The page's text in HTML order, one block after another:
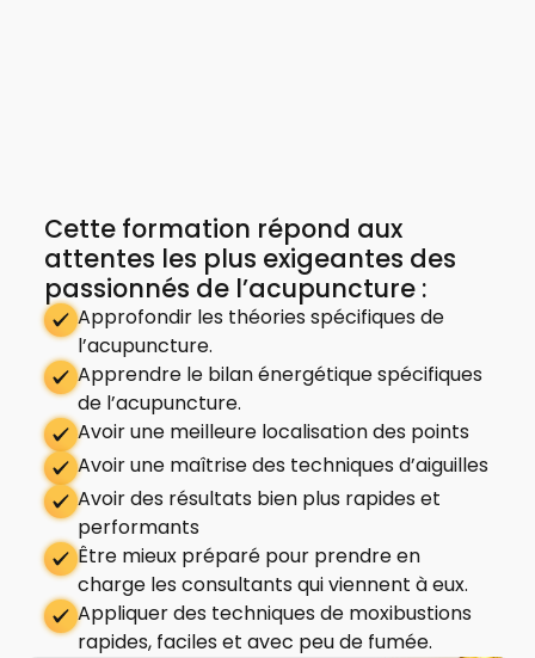
Cette formation répond aux
attentes les plus exigeantes des
passionnés de l’acupuncture :
Approfondir les théories spécifiques de
l’acupuncture.
Apprendre le bilan énergétique spécifiques
de l’acupuncture.
Avoir une meilleure localisation des points
Avoir une maîtrise des techniques d’aiguilles
Avoir des résultats bien plus rapides et
performants
Être mieux préparé pour prendre en
charge les consultants qui viennent à eux.
Appliquer des techniques de moxibustions
rapides, faciles et avec peu de fumée.